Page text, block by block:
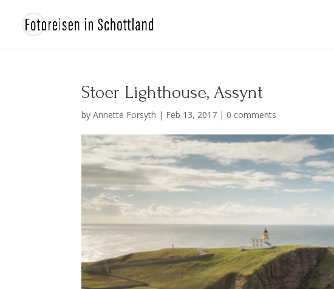
Stoer Lighthouse, Assynt
byAnnette Forsyth | Feb 13, 2017 | 0 comments